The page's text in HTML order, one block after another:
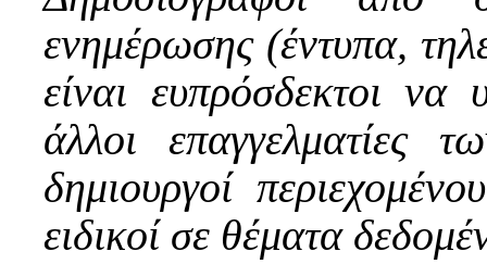
ενημέρωσης (έντυπα,
είναι ευπρόσδεκτοι
άλλοι επαγγελματίες
δημιουργοί
ειδικοί σε θέματα